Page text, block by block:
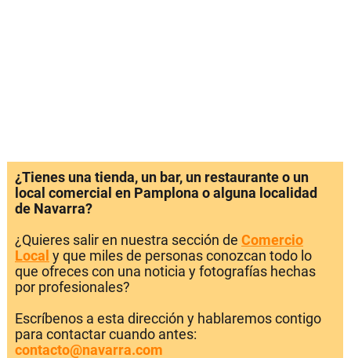
¿Tienes una tienda, un bar, un restaurante o un
local comercial en Pamplona o alguna localidad
de Navarra?
¿Quieres salir en nuestra sección de Comercio
Local y que miles de personas conozcan todo lo
que ofreces con una noticia y fotografías hechas
por profesionales?
Escríbenos a esta dirección y hablaremos contigo
para contactar cuando antes:
contacto@navarra.com